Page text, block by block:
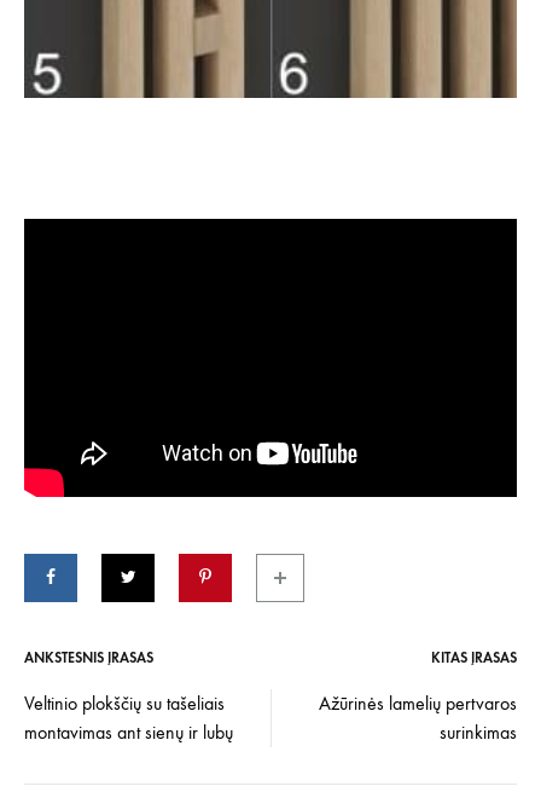
Įrašo
navigacija
ANKSTESNIS ĮRAŠAS KITAS ĮRAŠAS
Veltinio plokščių su tašeliais
montavimas ant sienų ir lubų
Ažūrinės lamelių pertvaros
surinkimas